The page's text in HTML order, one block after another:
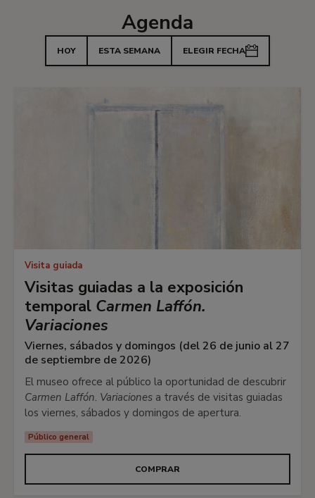
Agenda
HOY ESTA SEMANA ELEGIR FECHA
Visita guiada
Visitas guiadas a la exposición
temporal Carmen Laffón.
Variaciones
Viernes, sábados y domingos (del 26 de junio al 27
de septiembre de 2026)
El museo ofrece al público la oportunidad de descubrir
Carmen Laffón. Variaciones a través de visitas guiadas
los viernes, sábados y domingos de apertura.
Público general
COMPRAR